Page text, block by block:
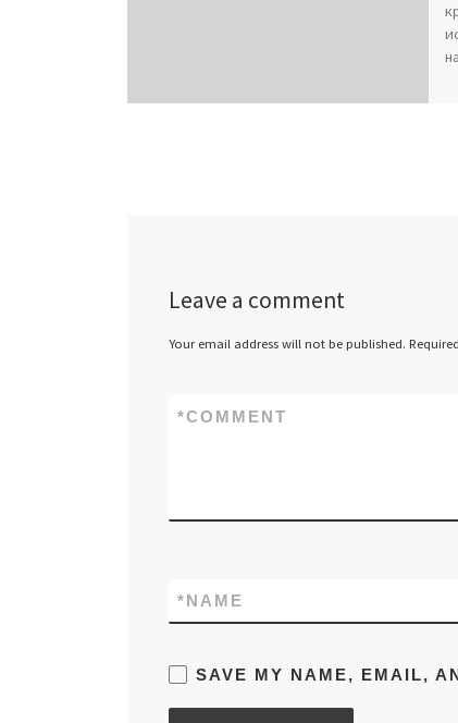
Leave a comment
Your email address will not be published.
COMMENT
*
NAME
*
SAVE MY NAME, EMAIL,